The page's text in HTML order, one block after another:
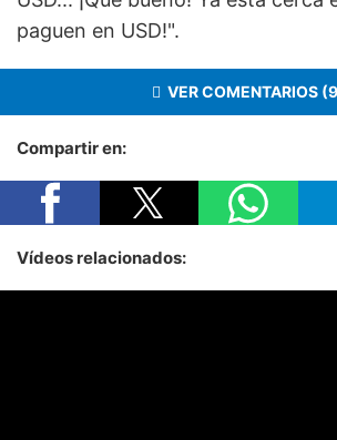
paguen en USD!".
VER COMENTARIOS
Compartir en:
Vídeos relacionados: